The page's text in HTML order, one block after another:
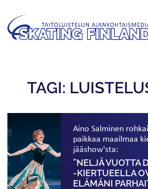
TAGI:
Aino Salminen
paikkaa maailmaa
jääshow'sta:
”NELJÄ VUOTTA
-KIERTUEELLA
ELÄMÄNI